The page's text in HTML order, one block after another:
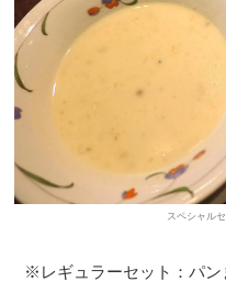
スペシャル
※レギュラーセット：パン